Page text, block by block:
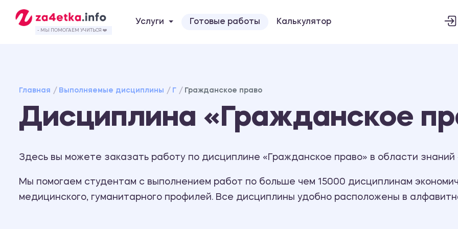
- МЫ ПОМОГАЕМ УЧИТЬСЯ ❤️
Услуги Готовые работы Калькулятор
Главная Выполняемые дисциплины Г Гражданское право
Дисциплина «Гражданское
Здесь вы можете заказать работу по дисциплине «Гражданское право» в области знаний
Мы помогаем студентам с выполнением работ по больше чем 15000 дисциплинам
медицинского, гуманитарного профилей. Все дисциплины удобно расположены в